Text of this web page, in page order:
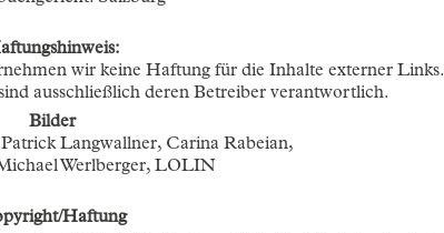
wir keine Haftung für die Inhalte externer Links.
ausschließlich deren Betreiber verantwortlich.
Bilder
Langwallner, Carina Rabeian,
Werlberger, LOLIN
Haftung